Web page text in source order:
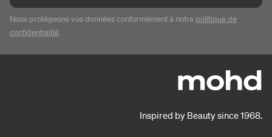
Nous protégeons vos données conformément à notre politique de
confidentialité.
Inspired by Beauty since 1968.